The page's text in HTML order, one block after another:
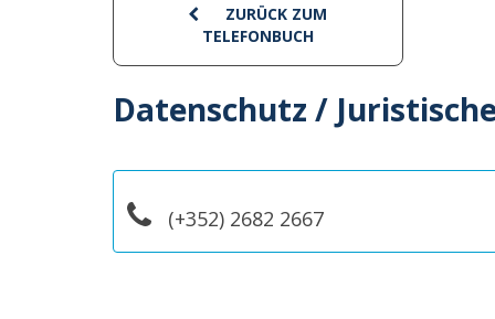
ZURÜCK ZUM
TELEFONBUCH
Datenschutz /
(+352) 2682 2667